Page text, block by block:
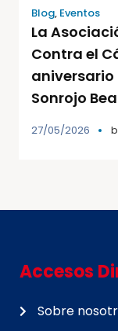
Blog, Eventos
La
Contra el
aniversario
Sonrojo
27/05/2026
Accesos
Sobre